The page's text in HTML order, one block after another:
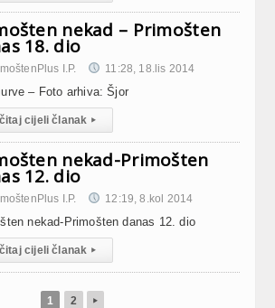
nekad – Primošten
18. dio
I.P. 11:28, 18.lis 2014
– Foto arhiva: Šjor
cijeli članak ▸
nekad-Primošten
12. dio
I.P. 12:19, 8.kol 2014
nekad-Primošten danas 12. dio
cijeli članak ▸
1 2 ▸